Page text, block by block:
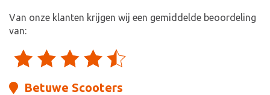
Van onze klanten krijgen wij een gemiddelde beoordeling
van:
Betuwe Scooters